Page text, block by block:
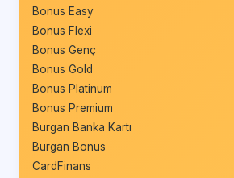
Bonus Easy
Bonus Flexi
Bonus Genç
Bonus Gold
Bonus Platinum
Bonus Premium
Burgan Banka Kartı
Burgan Bonus
CardFinans